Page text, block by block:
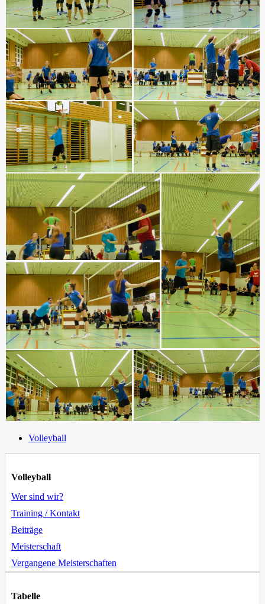
Volleyball
Volleyball
Wer sind wir?
Training / Kontakt
Beiträge
Meisterschaft
Vergangene Meisterschaften
Tabelle